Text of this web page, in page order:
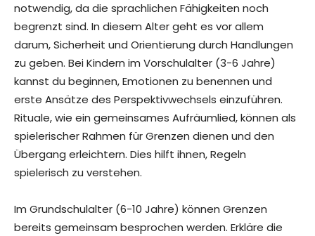
notwendig, da die sprachlichen Fähigkeiten noch
begrenzt sind. In diesem Alter geht es vor allem
darum, Sicherheit und Orientierung durch Handlungen
zu geben. Bei Kindern im Vorschulalter (3-6 Jahre)
kannst du beginnen, Emotionen zu benennen und
erste Ansätze des Perspektivwechsels einzuführen.
Rituale, wie ein gemeinsames Aufräumlied, können als
spielerischer Rahmen für Grenzen dienen und den
Übergang erleichtern. Dies hilft ihnen, Regeln
spielerisch zu verstehen.
Im Grundschulalter (6-10 Jahre) können Grenzen
bereits gemeinsam besprochen werden. Erkläre die